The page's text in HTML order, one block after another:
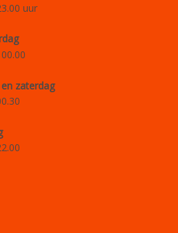
uur
zaterdag